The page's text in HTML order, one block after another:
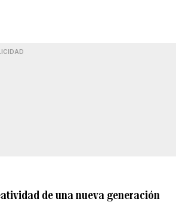
de una nueva generación